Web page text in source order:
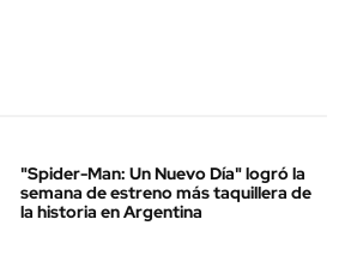
"Spider-Man: Un Nuevo Día" logró la
semana de estreno más taquillera de
la historia en Argentina